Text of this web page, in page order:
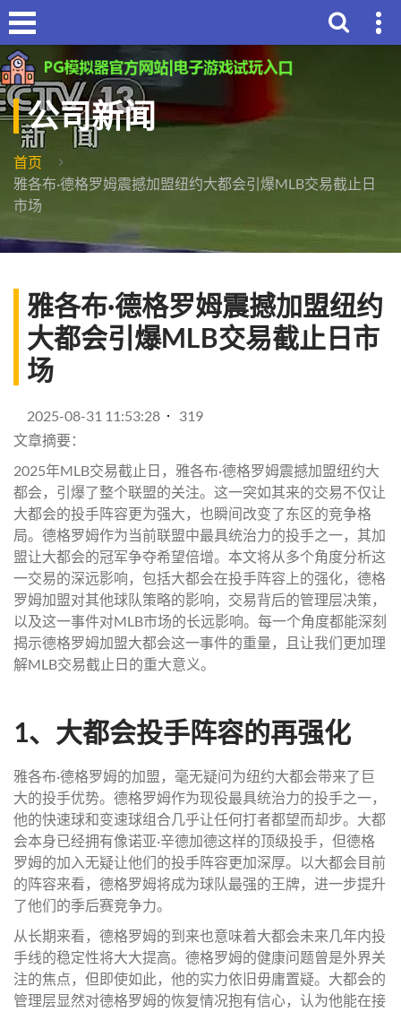
公司新闻
首页
雅各布·德格罗姆震撼加盟纽约大都会引爆MLB交易截止日
市场
雅各布·德格罗姆震撼加盟纽约
大都会引爆MLB交易截止日市
场
2025-08-31 11:53:28
319
文章摘要：
2025年MLB交易截止日，雅各布·德格罗姆震撼加盟纽约大
都会，引爆了整个联盟的关注。这一突如其来的交易不仅让
大都会的投手阵容更为强大，也瞬间改变了东区的竞争格
局。德格罗姆作为当前联盟中最具统治力的投手之一，其加
盟让大都会的冠军争夺希望倍增。本文将从多个角度分析这
一交易的深远影响，包括大都会在投手阵容上的强化，德格
罗姆加盟对其他球队策略的影响，交易背后的管理层决策，
以及这一事件对MLB市场的长远影响。每一个角度都能深刻
揭示德格罗姆加盟大都会这一事件的重量，且让我们更加理
解MLB交易截止日的重大意义。
1、大都会投手阵容的再强化
雅各布·德格罗姆的加盟，毫无疑问为纽约大都会带来了巨
大的投手优势。德格罗姆作为现役最具统治力的投手之一，
他的快速球和变速球组合几乎让任何打者都望而却步。大都
会本身已经拥有像诺亚·辛德加德这样的顶级投手，但德格
罗姆的加入无疑让他们的投手阵容更加深厚。以大都会目前
的阵容来看，德格罗姆将成为球队最强的王牌，进一步提升
了他们的季后赛竞争力。
从长期来看，德格罗姆的到来也意味着大都会未来几年内投
手线的稳定性将大大提高。德格罗姆的健康问题曾是外界关
注的焦点，但即使如此，他的实力依旧毋庸置疑。大都会的
管理层显然对德格罗姆的恢复情况抱有信心，认为他能在接